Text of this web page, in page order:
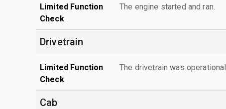
Limited Function
Check
The engine started and ran.
Drivetrain
Limited Function
Check
The drivetrain was operational.
Cab